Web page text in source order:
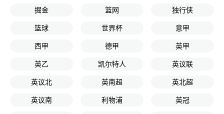
掘金 篮网 独行侠
篮球 世界杯 意甲
西甲 德甲 英甲
英乙 凯尔特人 英议联
英议北 英南超 英北超
英议南 利物浦 英冠